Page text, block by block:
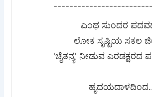
ಎಂಥ ಸುಂದರ
ಲೋಕ ಸೃಷ್ಟಿಯ ಸಕಲ
'ಚೈತನ್ಯ' ನೀಡುವ ಎರಡಕ್ಷರದ